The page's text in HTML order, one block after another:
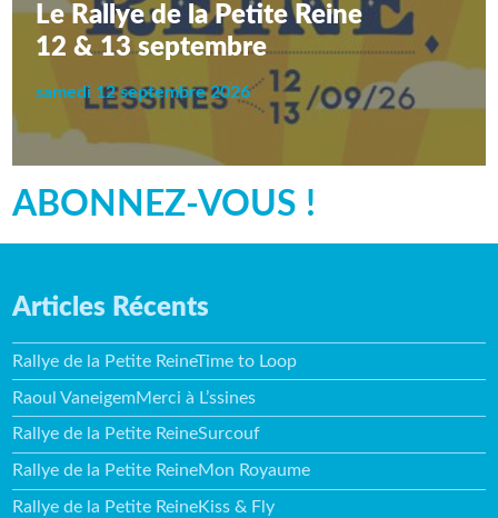
Le Rallye de la Petite Reine
12 & 13 septembre
samedi 12 septembre 2026
ABONNEZ-VOUS !
Articles Récents
Rallye de la Petite ReineTime to Loop
Raoul VaneigemMerci à L’ssines
Rallye de la Petite ReineSurcouf
Rallye de la Petite ReineMon Royaume
Rallye de la Petite ReineKiss & Fly